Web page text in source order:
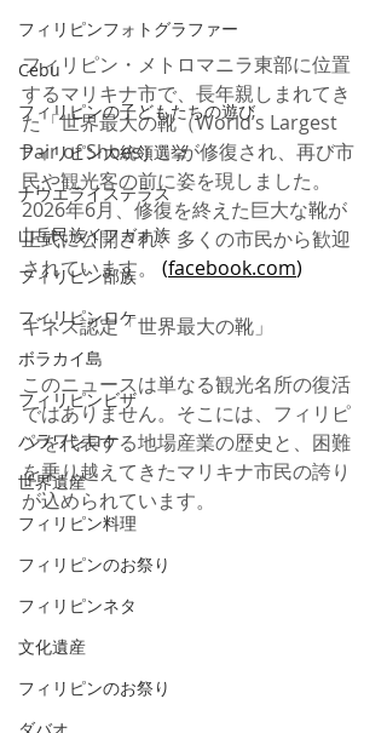
フィリピンフォトグラファー
Cebu
フィリピンの子どもたちの遊び
フィリピン大統領選挙
ナウエライステラス
山岳民族イフガオ族
フィリピン部族
フィリピンロケ
ボラカイ島
フィリピンビザ
パラワンロケ
世界遺産
フィリピン料理
フィリピンのお祭り
フィリピンネタ
文化遺産
フィリピンのお祭り
フィリピン・メトロマニラ東部に位置
するマリキナ市で、長年親しまれてき
た「世界最大の靴（World’s Largest
Pair of Shoes）」が修復され、再び市
民や観光客の前に姿を現しました。
2026年6月、修復を終えた巨大な靴が
正式に公開され、多くの市民から歓迎
されています。
(facebook.com)
ギネス認定「世界最大の靴」
このニュースは単なる観光名所の復活
ではありません。そこには、フィリピ
ンを代表する地場産業の歴史と、困難
を乗り越えてきたマリキナ市民の誇り
が込められています。